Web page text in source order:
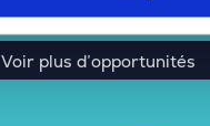
Voir plus d’opportunités